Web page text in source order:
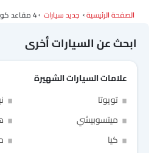
الصفحة الرئيسية جديد سيارات 4 مقاعد كوبيه سيارات في العربية السعودية
ابحث عن السيارات أخرى
علامات السيارات الشهيرة
تويوتا
ميتسوبيشي
كيا